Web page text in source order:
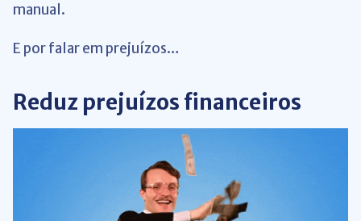
manual.
E por falar em prejuízos…
Reduz prejuízos financeiros